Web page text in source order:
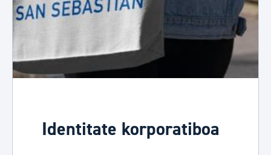
Identitate korporatiboa